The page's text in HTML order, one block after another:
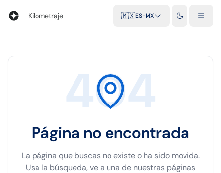
Kilometraje 🇲🇽ES-MX
404
Página no encontrada
La página que buscas no existe o ha sido movida.
Usa la búsqueda, ve a una de nuestras páginas